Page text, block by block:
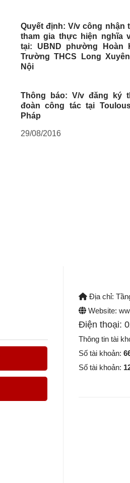
Quyết định: V/v công nhận
tham gia thực hiện nghĩa
tại: UBND phường Hoàn
Trường THCS Long
Nội
Thông báo: V/v đăng ký
đoàn công tác tại
Pháp
29/08/2016
Địa chỉ:
Website:
Điện thoại:
Thông tin tài
Số tài khoản:
Số tài khoản: